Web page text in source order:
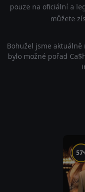
pouze na oficiální a
můžete
Bohužel jsme
bylo možné pořad
57